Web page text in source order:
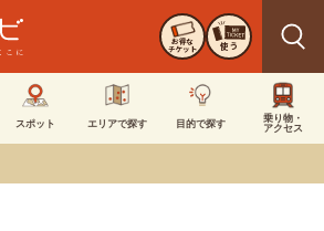
お得な
チケット 使う
スポット エリアで探す 目的で探す
乗り物・
アクセス